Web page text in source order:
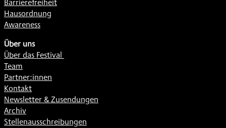
Hausordnung
Awareness
Über uns
Über das Festival
Team
Partner:innen
Kontakt
Newsletter & Zusendungen
Archiv
Stellenausschreibungen